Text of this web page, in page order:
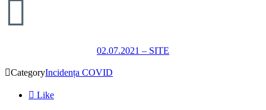

02.07.2021 – SITE
CategoryIncidența COVID
 Like